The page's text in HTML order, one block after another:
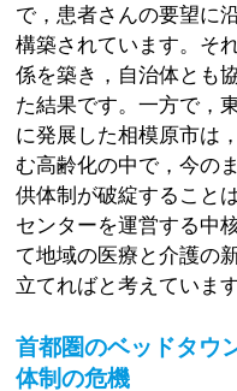
で，患者さんの要望に
構築されています。そ
係を築き，自治体とも
た結果です。一方で，
に発展した相模原市は
む高齢化の中で，今の
供体制が破綻すること
センターを運営する中
て地域の医療と介護の
立てればと考えていま
首都圏のベッドタウ
体制の危機